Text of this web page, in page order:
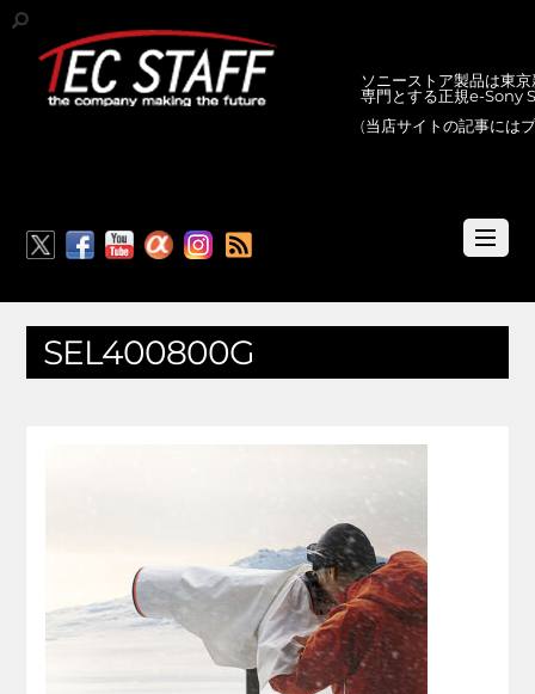
ソニーストア製品は東
専門とする正規e-Sony
(当店サイトの記事には
SEL400800G